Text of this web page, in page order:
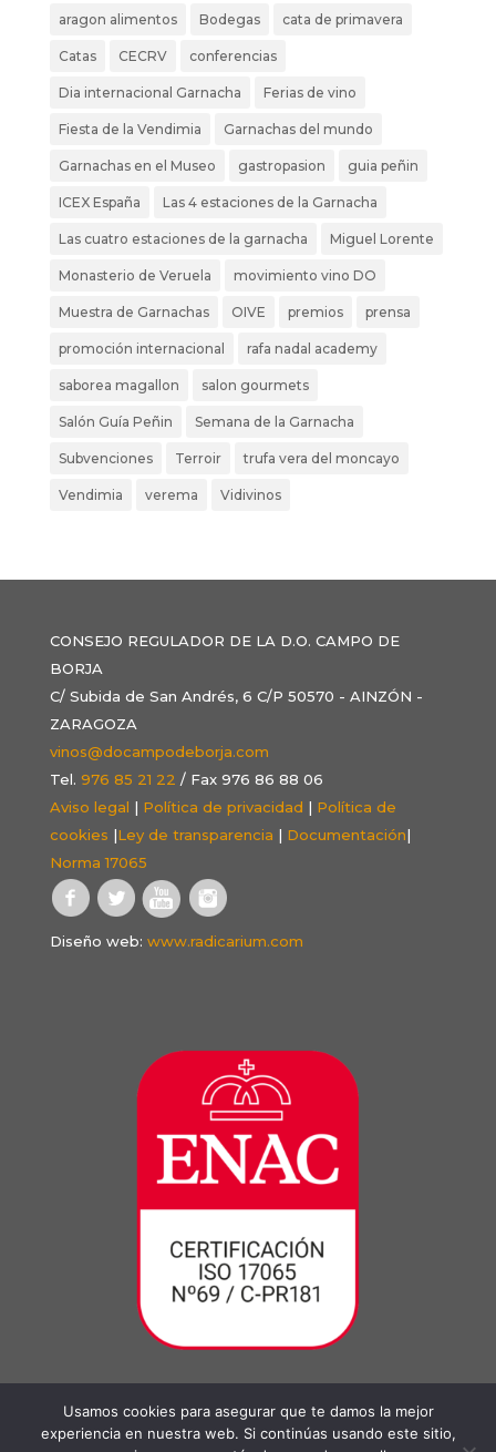
aragon alimentos Bodegas cata de primavera
Catas CECRV conferencias
Dia internacional Garnacha Ferias de vino
Fiesta de la Vendimia Garnachas del mundo
Garnachas en el Museo gastropasion guia peñin
ICEX España Las 4 estaciones de la Garnacha
Las cuatro estaciones de la garnacha Miguel Lorente
Monasterio de Veruela movimiento vino DO
Muestra de Garnachas OIVE premios prensa
promoción internacional rafa nadal academy
saborea magallon salon gourmets
Salón Guía Peñin Semana de la Garnacha
Subvenciones Terroir trufa vera del moncayo
Vendimia verema Vidivinos
CONSEJO REGULADOR DE LA D.O. CAMPO DE
BORJA
C/ Subida de San Andrés, 6 C/P 50570 - AINZÓN -
ZARAGOZA
vinos@docampodeborja.com
Tel. 976 85 21 22 / Fax 976 86 88 06
Aviso legal | Política de privacidad | Política de
cookies |Ley de transparencia | Documentación|
Norma 17065
Diseño web: www.radicarium.com
Usamos cookies para asegurar que te damos la mejor
experiencia en nuestra web. Si continúas usando este sitio,